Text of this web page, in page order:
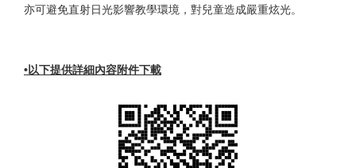
亦可避免直射日光影響教學環境，對兒童造成嚴重炫光。
•以下提供詳細內容附件下載